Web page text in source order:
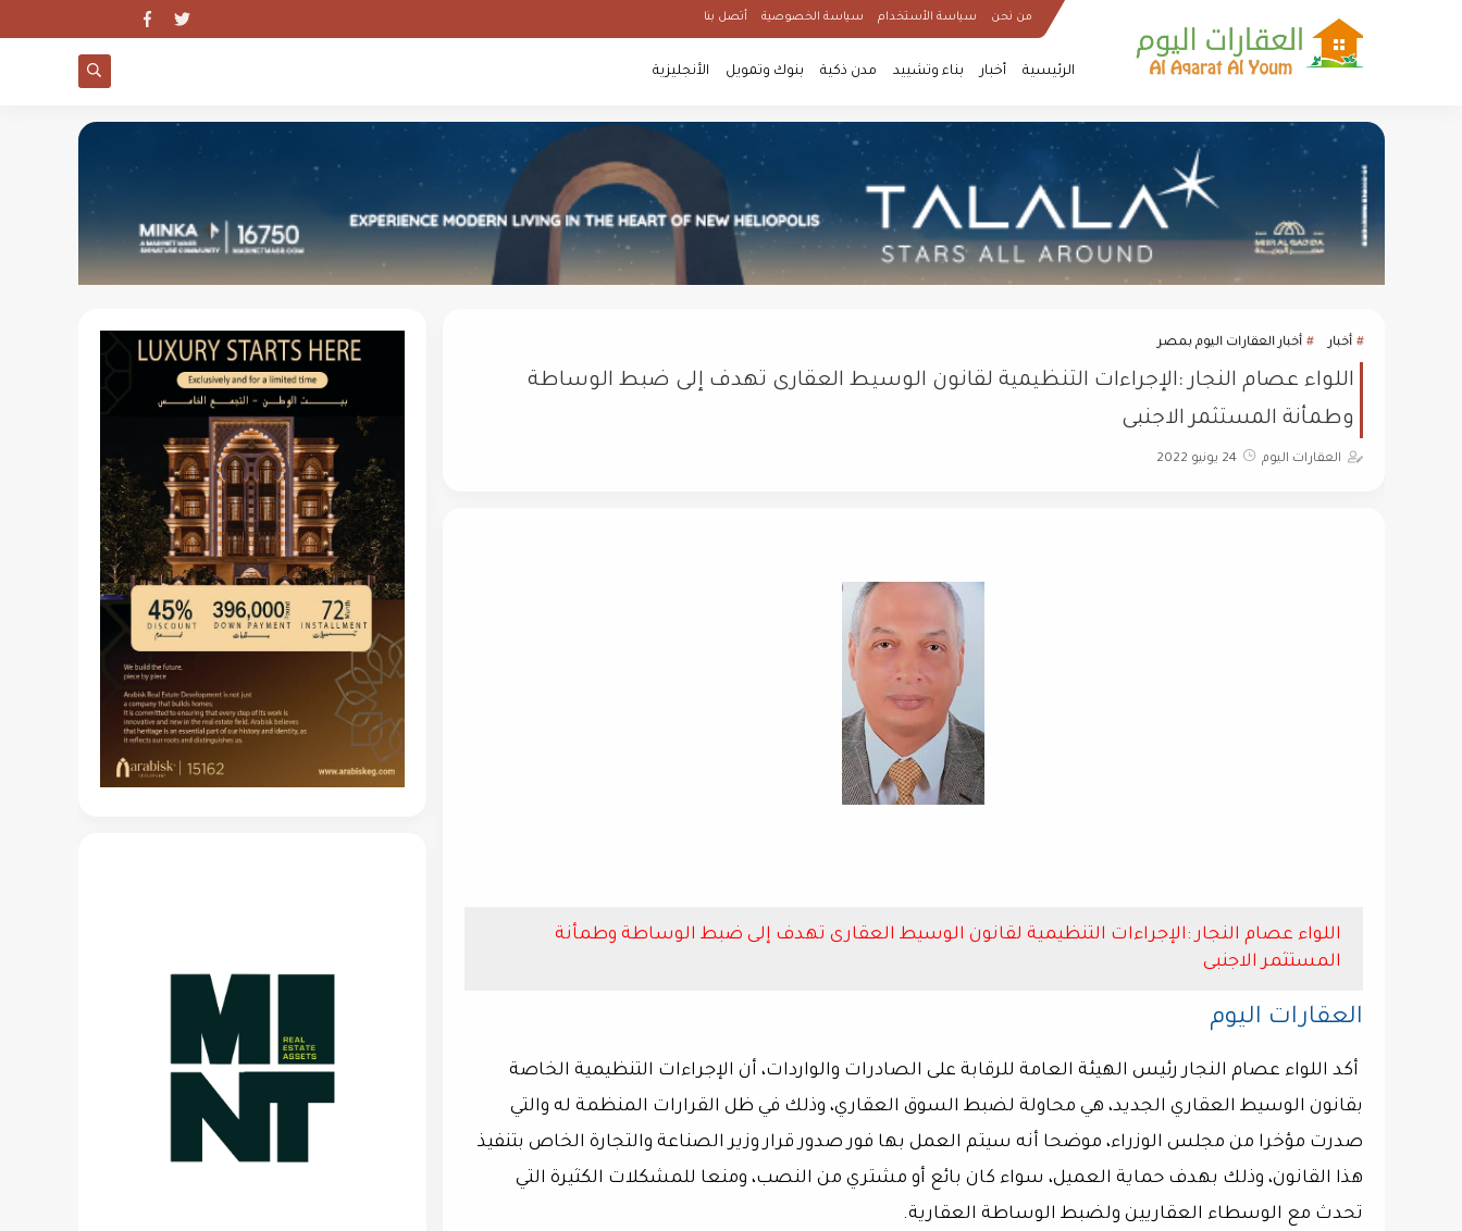
من نحن سياسة الأستخدام سياسة الخصوصية أتصل بنا
الرئيسية أخبار بناء وتشييد مدن ذكية بنوك وتمويل الأنجليزية
أخبار أخبار العقارات اليوم بمصر
اللواء عصام النجار :الإجراءات التنظيمية لقانون الوسيط العقارى تهدف إلى ضبط الوساطة
وطمأنة المستثمر الاجنبى
العقارات اليوم 24 يونيو 2022
اللواء عصام النجار :الإجراءات التنظيمية لقانون الوسيط العقارى تهدف إلى ضبط الوساطة وطمأنة
المستثمر الاجنبى
العقارات اليوم
أكد اللواء عصام النجار رئيس الهيئة العامة للرقابة على الصادرات والواردات، أن الإجراءات التنظيمية الخاصة
بقانون الوسيط العقاري الجديد، هي محاولة لضبط السوق العقاري، وذلك في ظل القرارات المنظمة له والتي
صدرت مؤخرا من مجلس الوزراء، موضحا أنه سيتم العمل بها فور صدور قرار وزير الصناعة والتجارة الخاص بتنفيذ
هذا القانون، وذلك بهدف حماية العميل، سواء كان بائع أو مشتري من النصب، ومنعا للمشكلات الكثيرة التي
تحدث مع الوسطاء العقاريين ولضبط الوساطة العقارية.